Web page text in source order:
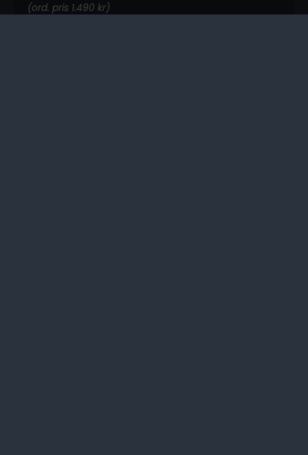
(ord. pris 1.490 kr)